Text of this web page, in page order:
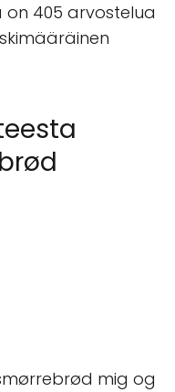
on 405 arvostelua
mig og